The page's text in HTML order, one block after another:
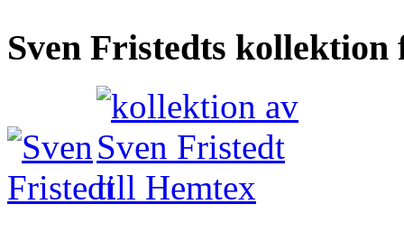
Sven Fristedts kollektion